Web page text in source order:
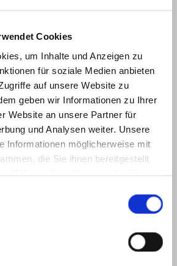
Cookies
um Inhalte und Anzeigen zu
für soziale Medien anbieten
auf unsere Website zu
geben wir Informationen zu Ihrer
Website an unsere Partner für
und Analysen weiter. Unsere
Informationen möglicherweise mit
die Sie ihnen bereitgestellt